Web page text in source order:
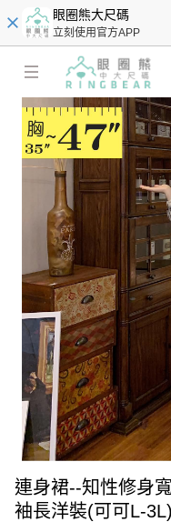
眼圈熊大尺碼
立刻使用官方APP
連身裙--知性修身
袖長洋裝(可可L-